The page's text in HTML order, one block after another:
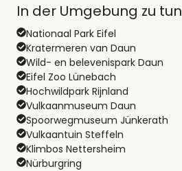
In der Umgebung zu tun
Nationaal Park Eifel
Kratermeren van Daun
Wild- en belevenispark Daun
Eifel Zoo Lünebach
Hochwildpark Rijnland
Vulkaanmuseum Daun
Spoorwegmuseum Jünkerath
Vulkaantuin Steffeln
Klimbos Nettersheim
Nürburgring